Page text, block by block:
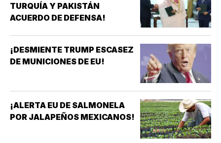
TURQUÍA Y PAKISTÁN
ACUERDO DE DEFENSA!
¡DESMIENTE TRUMP ESCASEZ
DE MUNICIONES DE EU!
¡ALERTA EU DE SALMONELA
POR JALAPEÑOS MEXICANOS!